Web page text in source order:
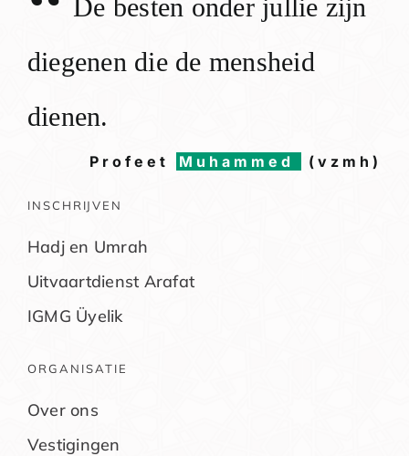
De besten onder jullie zijn
diegenen die de mensheid
dienen.
Profeet Muhammed (vzmh)
INSCHRIJVEN
Hadj en Umrah
Uitvaartdienst Arafat
IGMG Üyelik
ORGANISATIE
Over ons
Vestigingen